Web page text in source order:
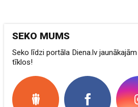
SEKO MUMS
Seko līdzi portāla Diena.lv
tīklos!